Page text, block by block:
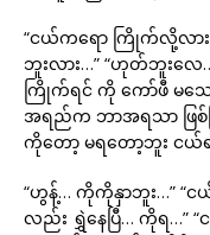
“ငယ်ကရော ကြိုက်လို့လာ
ဘူးလား…” “ဟုတ်ဘူးလ
ကြိုက်ရင် ကို ကော်ဖီ မသ
အရည်က ဘာအရသာ ဖြစ်ဖြ
ကိုတော့ မရတော့ဘူး ငယ်ရ
“ဟွန့်… ကိုကိုနှာဘူး…” “င
လည်း ရွှဲနေပြီ… ကိုရ…” “